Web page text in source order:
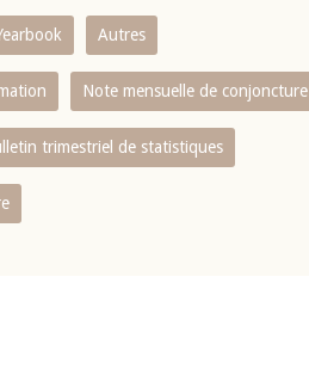
Autres
Note mensuelle de conjoncture
trimestriel de statistiques